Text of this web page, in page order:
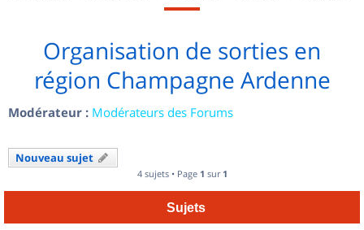
Organisation de sorties en
région Champagne Ardenne
Modérateur : Modérateurs des Forums
Nouveau sujet
4 sujets • Page 1 sur 1
Sujets